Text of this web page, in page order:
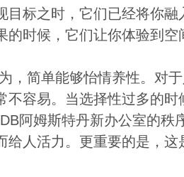
目标之时，它们已经将你
的时候，它们让你体验到空
简单能够怡情养性。对于
不容易。当选择性过多的
阿姆斯特丹新办公室的秩
给人活力。更重要的是，